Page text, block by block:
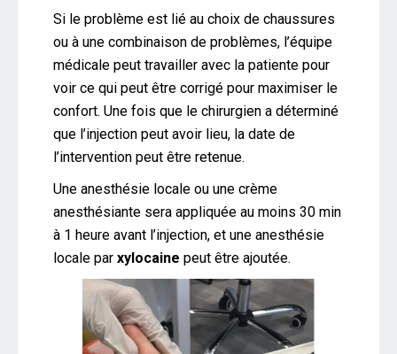
Si le problème est lié au choix de chaussures
ou à une combinaison de problèmes, l’équipe
médicale peut travailler avec la patiente pour
voir ce qui peut être corrigé pour maximiser le
confort. Une fois que le chirurgien a déterminé
que l’injection peut avoir lieu, la date de
l’intervention peut être retenue.
Une anesthésie locale ou une crème
anesthésiante sera appliquée au moins 30 min
à 1 heure avant l’injection, et une anesthésie
locale par xylocaine peut être ajoutée.